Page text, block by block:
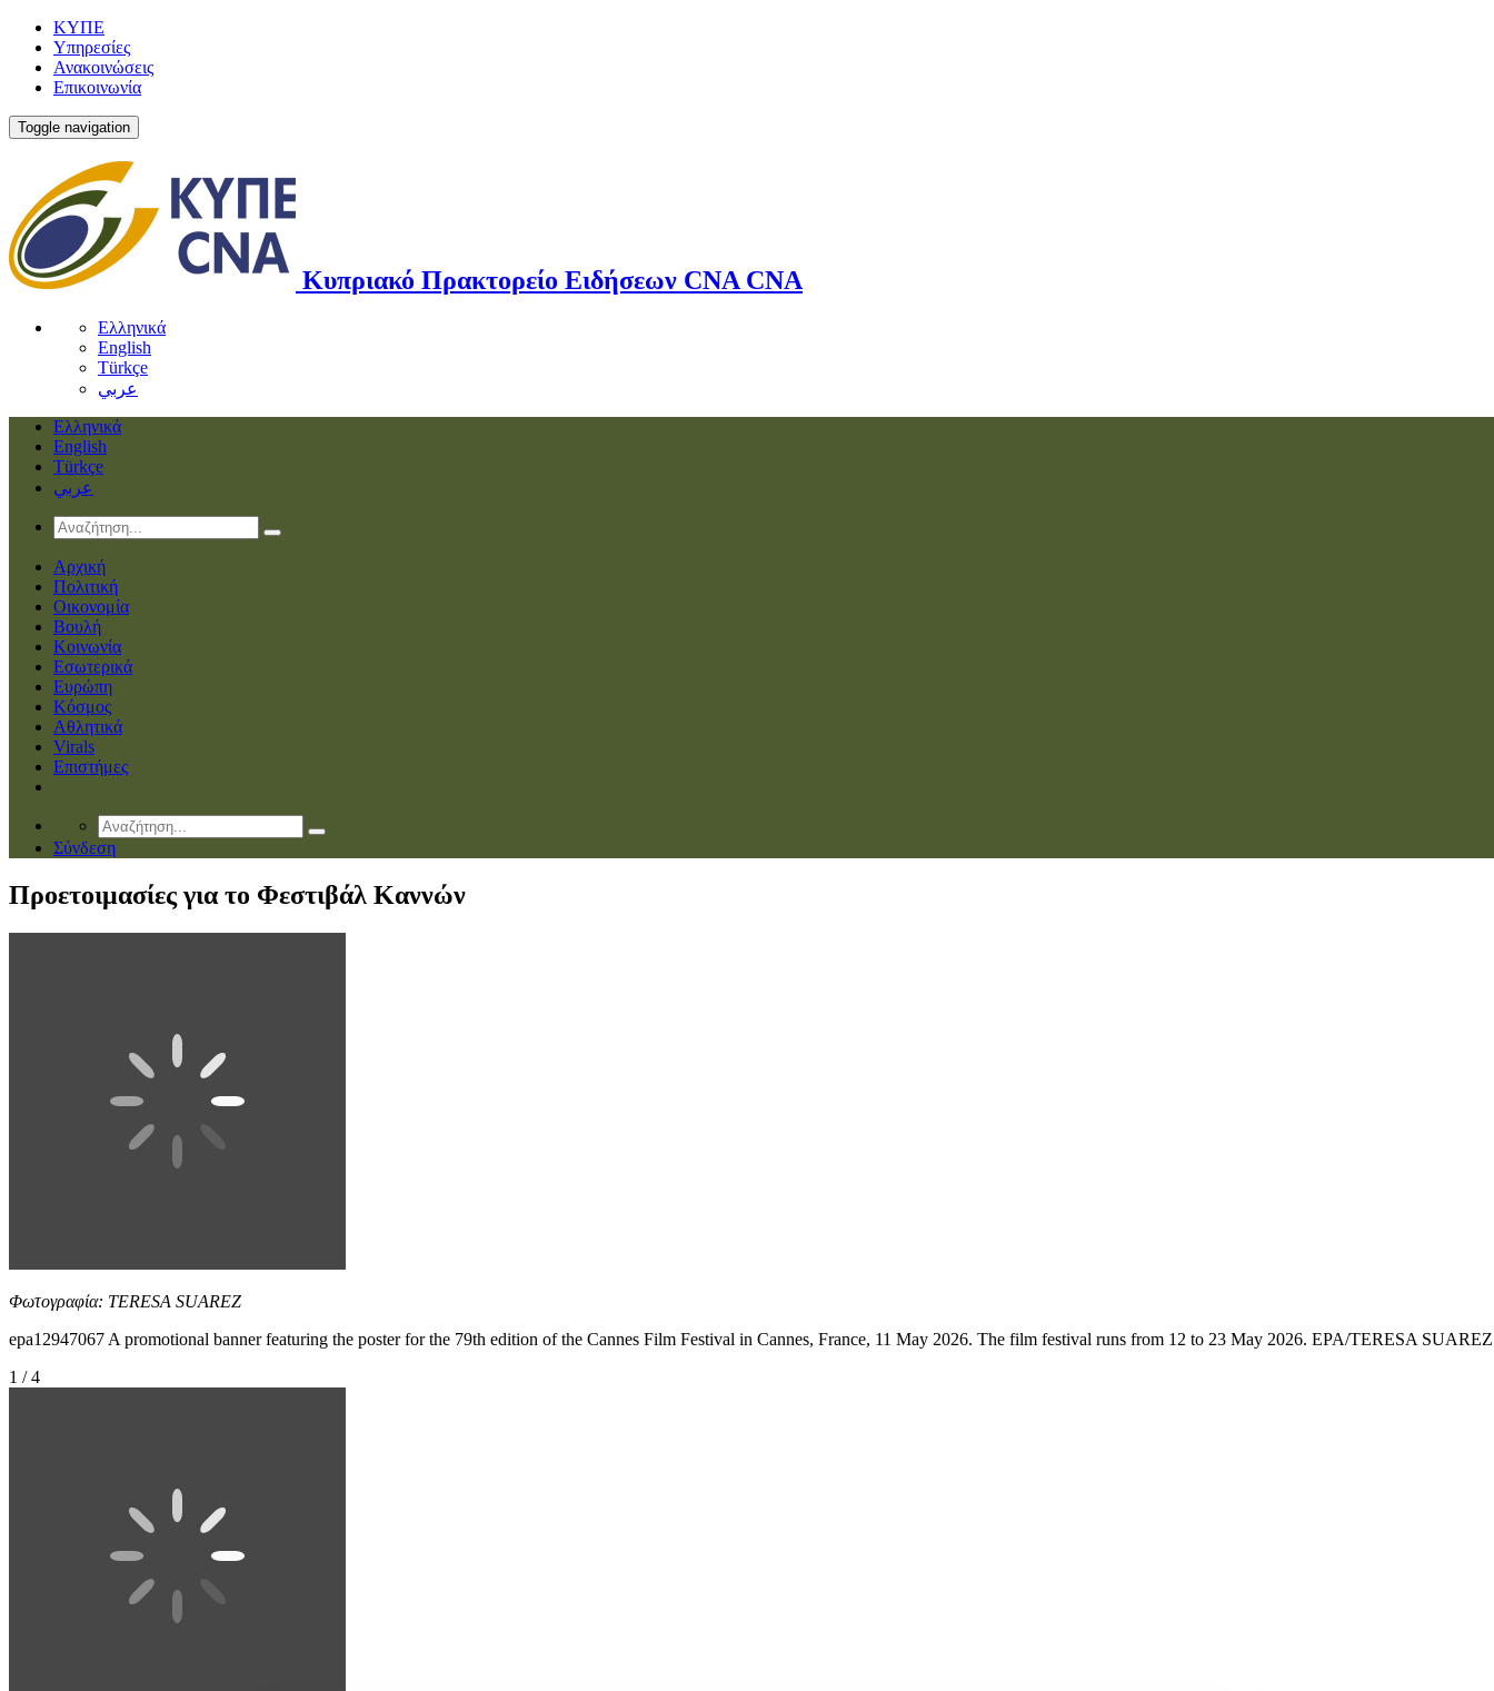
ΚΥΠΕ
Υπηρεσίες
Ανακοινώσεις
Επικοινωνία
Toggle navigation
Κυπριακό Πρακτορείο Ειδήσεων CNA CNA
Ελληνικά
English
Türkçe
عربي
Ελληνικά
English
Türkçe
عربي
Αρχική
Πολιτική
Οικονομία
Βουλή
Κοινωνία
Εσωτερικά
Ευρώπη
Κόσμος
Αθλητικά
Virals
Επιστήμες
Σύνδεση
Προετοιμασίες για το Φεστιβάλ Καννών
Φωτογραφία: TERESA SUAREZ
epa12947067 A promotional banner featuring the poster for the 79th edition of the Cannes Film Festival in Cannes, France, 11 May 2026. The film festival runs from 12 to 23 May 2026. EPA/TERESA SUAREZ
1 / 4